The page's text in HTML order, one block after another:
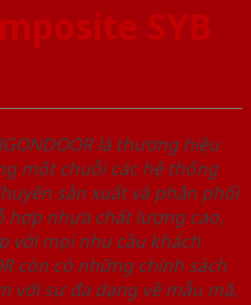
SYB
là thương hiệu
một chuỗi các hệ thống
sản xuất và phân phối
hợp nhựa chất lượng cao,
với mọi nhu cầu khách
còn có những chính sách
với sự đa dạng về mẫu mã,